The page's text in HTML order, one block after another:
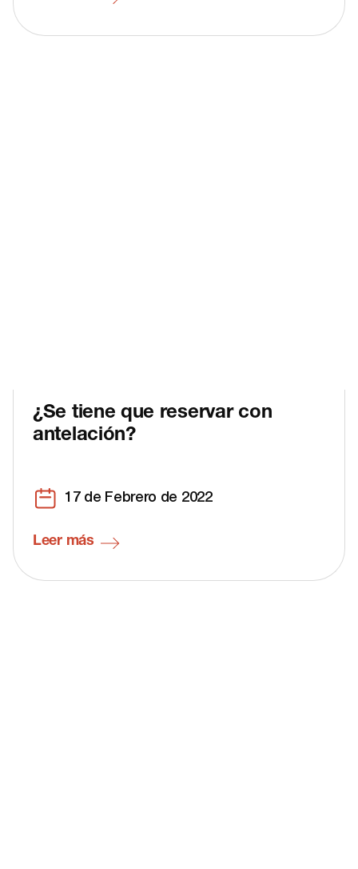
¿Se tiene que reservar con
antelación?
17 de Febrero de 2022
Leer más